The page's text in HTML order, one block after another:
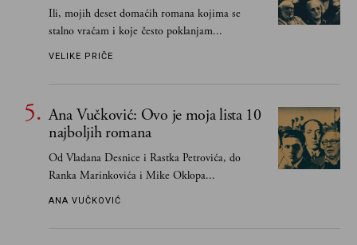
Ili, mojih deset domaćih romana kojima se
stalno vraćam i koje često poklanjam...
VELIKE PRIČE
Ana Vučković: Ovo je moja lista 10
najboljih romana
Od Vladana Desnice i Rastka Petrovića, do
Ranka Marinkovića i Mike Oklopa...
ANA VUČKOVIĆ